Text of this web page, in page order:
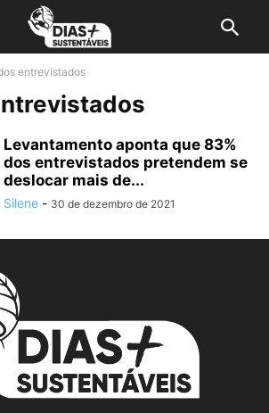
entrevistados
Levantamento aponta que 83%
dos entrevistados pretendem se
deslocar mais de...
Silene - 30 de dezembro de 2021